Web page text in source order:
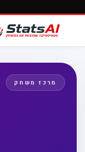
מרכז משחק